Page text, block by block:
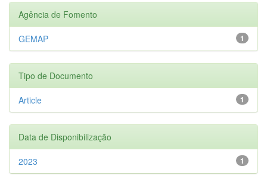
Agência de Fomento
1
GEMAP
Tipo de Documento
1
Article
Data de Disponibilização
1
2023